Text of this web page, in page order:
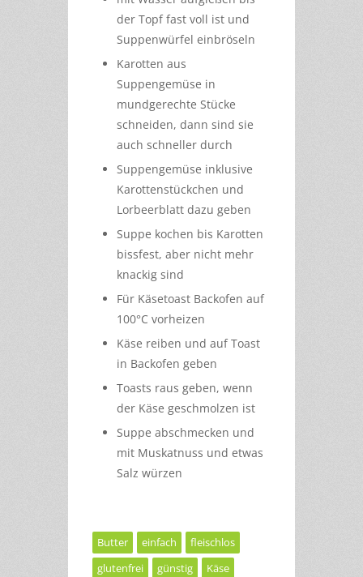
der Topf fast voll ist und
Suppenwürfel einbröseln
Karotten aus
Suppengemüse in
mundgerechte Stücke
schneiden, dann sind sie
auch schneller durch
Suppengemüse inklusive
Karottenstückchen und
Lorbeerblatt dazu geben
Suppe kochen bis Karotten
bissfest, aber nicht mehr
knackig sind
Für Käsetoast Backofen auf
100°C vorheizen
Käse reiben und auf Toast
in Backofen geben
Toasts raus geben, wenn
der Käse geschmolzen ist
Suppe abschmecken und
mit Muskatnuss und etwas
Salz würzen
Butter einfach
fleischlos
glutenfrei
günstig Käse